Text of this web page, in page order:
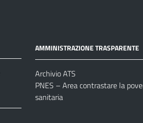
AMMINISTRAZIONE TRASPARENTE
Archivio ATS
PNES – Area contrastare la
sanitaria